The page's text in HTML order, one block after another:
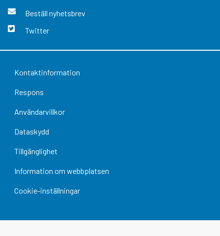
Beställ nyhetsbrev
Twitter
Kontaktinformation
Respons
Användarvillkor
Dataskydd
Tillgänglighet
Information om webbplatsen
Cookie-inställningar